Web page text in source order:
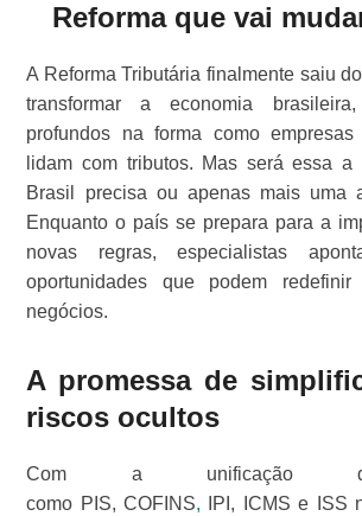
Reforma que vai
A Reforma Tributária finalmente saiu
transformar a economia
profundos na forma como empresas
lidam com tributos. Mas será essa
Brasil precisa ou apenas mais uma
Enquanto o país se prepara para a
novas regras, especialistas
oportunidades que podem
negócios.
A promessa de
riscos ocultos
Com a unificação
como PIS, COFINS, IPI, ICMS e ISS